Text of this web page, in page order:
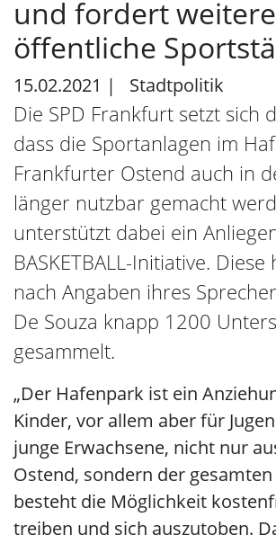
und fordert weitere
öffentliche
15.02.2021 | Stadtpolitik
Die SPD Frankfurt setzt sich
dass die Sportanlagen im
Frankfurter Ostend auch in
länger nutzbar gemacht
unterstützt dabei ein
BASKETBALL-Initiative.
nach Angaben ihres
De Souza knapp 1200
gesammelt.
„Der Hafenpark ist ein
Kinder, vor allem aber für
junge Erwachsene, nicht nur
Ostend, sondern der
besteht die Möglichkeit
treiben und sich auszutoben.